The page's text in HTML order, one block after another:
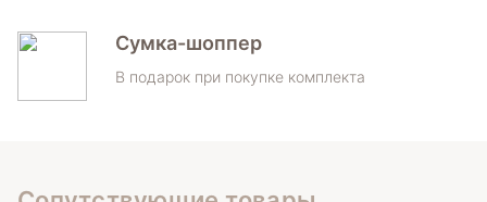
Сумка-шоппер
В подарок при покупке комплекта